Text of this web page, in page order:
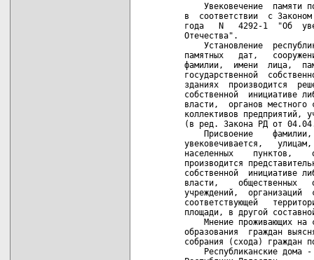
Увековечение  памяти
в  соответствии  с
года   N   4292-1  "Об
   Отечества".
Установление
памятных   дат,
фамилии,  имени  лица,
государственной
зданиях  производится
собственной  инициативе
власти,  органов местного
коллективов предприятий,
(в ред. Закона РД от
Присвоение
увековечивается,
населенных    пунктов,
производится
собственной  инициативе
власти,    общественных
учреждений,  организаций
соответствующей
площади, в другой
Мнение проживающих на
образования  граждан
собрания (схода) граждан
Республиканские дома